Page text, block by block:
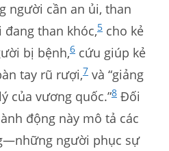
người cần an ủi, than
than khóc,5 cho kẻ
bị bệnh,6 cứu giúp kẻ
tay rũ rượi,7 và “giảng
của vương quốc.”8 Đối
động này mô tả các
người phục sự